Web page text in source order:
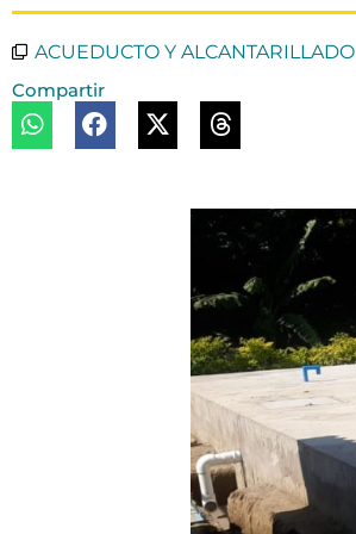
ACUEDUCTO Y ALCANTARILLADO
Compartir